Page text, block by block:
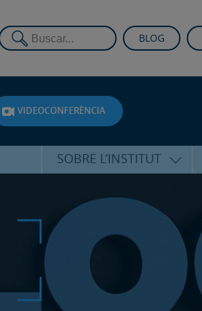
BLOG
VIDEOCONFERÈNCIA
SOBRE L’INSTITUT
ALFARO
ATENCIÓ PERSONALITZADA
UNITAT DE SUPORT
PSICOLÒGIC
SERVEIS INTERNACIONALS